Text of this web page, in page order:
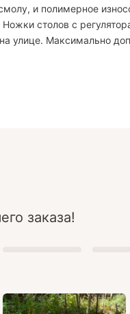
и полимерное
столов с
улице. Максимально
заказа!